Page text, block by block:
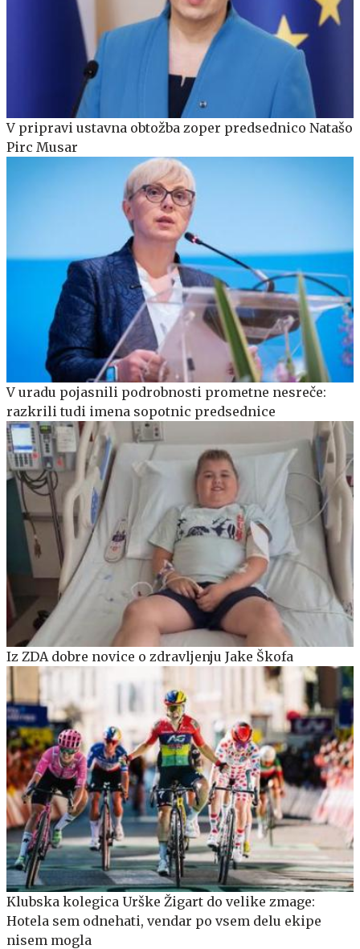
V pripravi ustavna obtožba zoper predsednico Natašo
Pirc Musar
V uradu pojasnili podrobnosti prometne nesreče:
razkrili tudi imena sopotnic predsednice
Iz ZDA dobre novice o zdravljenju Jake Škofa
Klubska kolegica Urške Žigart do velike zmage:
Hotela sem odnehati, vendar po vsem delu ekipe
nisem mogla